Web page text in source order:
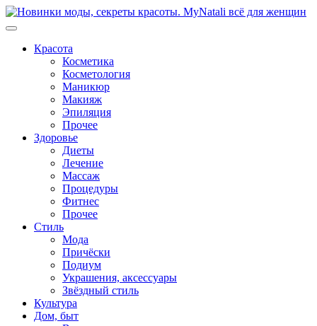
Перейти
к
Красота
Косметика
Косметология
Маникюр
Макияж
Эпиляция
Прочее
Здоровье
Диеты
Лечение
Массаж
Процедуры
Фитнес
Прочее
Стиль
Мода
Причёски
Подиум
Украшения, аксессуары
Звёздный стиль
Культура
Дом, быт